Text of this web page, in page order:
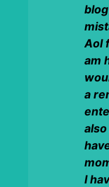
Aol
am
a
I